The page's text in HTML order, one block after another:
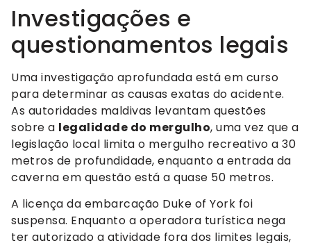
Investigações e
questionamentos legais
Uma investigação aprofundada está em curso
para determinar as causas exatas do acidente.
As autoridades maldivas levantam questões
sobre a legalidade do mergulho, uma vez que a
legislação local limita o mergulho recreativo a 30
metros de profundidade, enquanto a entrada da
caverna em questão está a quase 50 metros.
A licença da embarcação Duke of York foi
suspensa. Enquanto a operadora turística nega
ter autorizado a atividade fora dos limites legais,